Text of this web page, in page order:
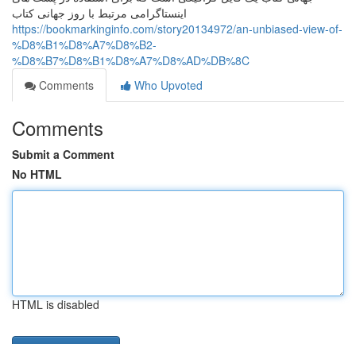
اینستاگرامی مرتبط با روز جهانی کتاب
https://bookmarkinginfo.com/story20134972/an-unbiased-view-of-
%D8%B1%D8%A7%D8%B2-
%D8%B7%D8%B1%D8%A7%D8%AD%DB%8C
Comments
Who Upvoted
Comments
Submit a Comment
No HTML
HTML is disabled